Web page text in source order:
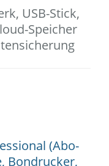
USB-Stick,
Speicher